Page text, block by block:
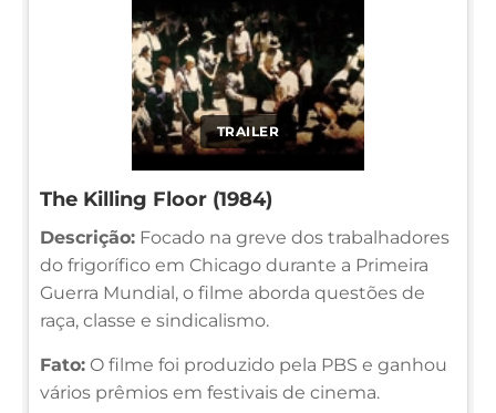
TRAILER
The Killing Floor (1984)
Descrição: Focado na greve dos trabalhadores
do frigorífico em Chicago durante a Primeira
Guerra Mundial, o filme aborda questões de
raça, classe e sindicalismo.
Fato: O filme foi produzido pela PBS e ganhou
vários prêmios em festivais de cinema.